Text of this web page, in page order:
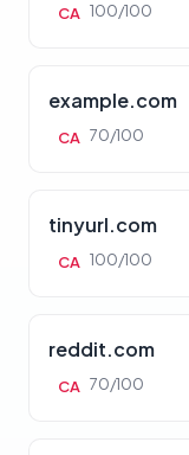
CA 100/100
example.com
CA 70/100
tinyurl.com
CA 100/100
reddit.com
CA 70/100